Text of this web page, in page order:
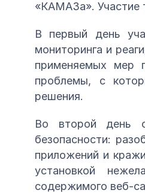
«КАМАЗа». Участие
В первый день
мониторинга и
применяемых мер
проблемы, с
решения.
Во второй день
безопасности:
приложений и
установкой
содержимого веб-